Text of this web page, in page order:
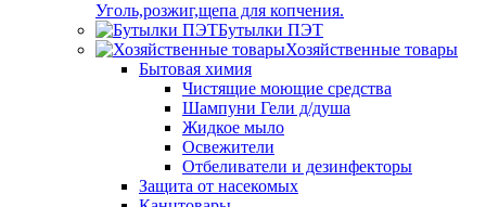
Уголь,розжиг,щепа для копчения.
Бутылки ПЭТ
Хозяйственные товары
Бытовая химия
Чистящие моющие средства
Шампуни Гели д/душа
Жидкое мыло
Освежители
Отбеливатели и дезинфекторы
Защита от насекомых